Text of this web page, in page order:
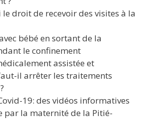
le droit de recevoir des visites à la
bébé en sortant de la
le confinement
assistée et
il arrêter les traitements
19: des vidéos informatives
par la maternité de la Pitié-